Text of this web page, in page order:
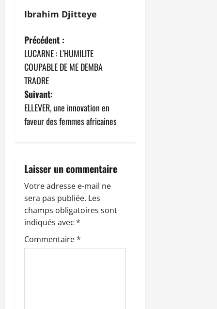
Ibrahim Djitteye
N
a
v
i
g
t
i
o
n
d
Précédent :
LUCARNE : L’HUMILITE
COUPABLE DE ME DEMBA
TRAORE
Suivant:
ELLEVER, une innovation en
faveur des femmes africaines
Laisser un commentaire
Votre adresse e-mail ne
sera pas publiée. Les
champs obligatoires sont
indiqués avec *
Commentaire*